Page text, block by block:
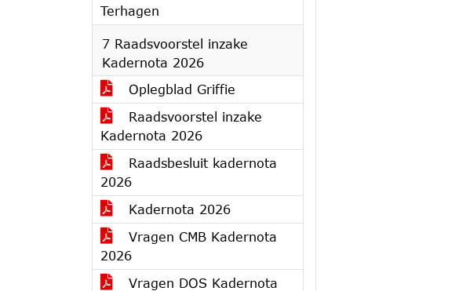
Terhagen
7 Raadsvoorstel inzake
Kadernota 2026
Oplegblad Griffie
Raadsvoorstel inzake
Kadernota 2026
Raadsbesluit kadernota
2026
Kadernota 2026
Vragen CMB Kadernota
2026
Vragen DOS Kadernota